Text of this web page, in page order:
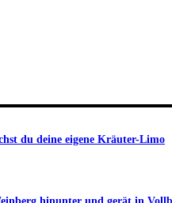
du deine eigene Kräuter-Limo